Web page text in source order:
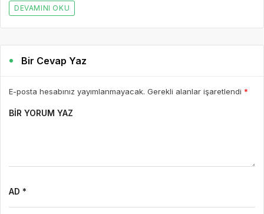
DEVAMINI OKU
Bir Cevap Yaz
E-posta hesabınız yayımlanmayacak. Gerekli alanlar işaretlendi *
BIR YORUM YAZ
AD *